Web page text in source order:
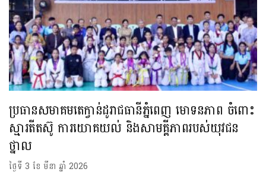
ប្រធានសមាគមតេក្វាន់ដូរាជធានីភ្នំពេញ មោទនភាព ចំពោះ
ស្មារតីតស៊ូ ការយោគយល់ និងសាមគ្គីភាពរបស់យុវជន
ថ្នាល
ថ្ងៃទី 3 ខែ មីនា ឆ្នាំ 2026